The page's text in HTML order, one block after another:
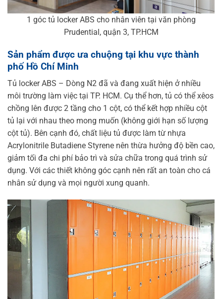
1 góc tủ locker ABS cho nhân viên tại văn phòng
Prudential, quận 3, TP.HCM
Sản phẩm được ưa chuộng tại khu vực thành
phố Hồ Chí Minh
Tủ locker ABS – Dòng N2 đã và đang xuất hiện ở nhiều
môi trường làm việc tại TP. HCM. Cụ thể hơn, tủ có thể xêos
chồng lên được 2 tầng cho 1 cột, có thể kết hợp nhiều cột
tủ lại với nhau theo mong muốn (không giới hạn số lượng
cột tủ). Bên cạnh đó, chất liệu tủ được làm từ nhựa
Acrylonitrile Butadiene Styrene nên thừa hưởng độ bền cao,
giảm tối đa chi phí bảo trì và sửa chữa trong quá trình sử
dụng. Với các thiết không góc cạnh nên rất an toàn cho cá
nhân sử dụng và mọi người xung quanh.